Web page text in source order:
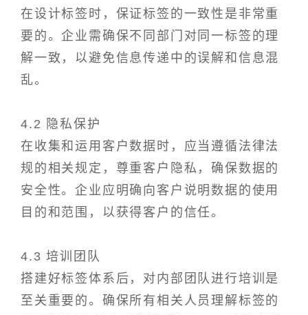
在设计标签时，保证标签的一致性是非常重
要的。企业需确保不同部门对同一标签的理
解一致，以避免信息传递中的误解和信息混
乱。
4.2 隐私保护
在收集和运用客户数据时，应当遵循法律法
规的相关规定，尊重客户隐私，确保数据的
安全性。企业应明确向客户说明数据的使用
目的和范围，以获得客户的信任。
4.3 培训团队
搭建好标签体系后，对内部团队进行培训是
至关重要的。确保所有相关人员理解标签的